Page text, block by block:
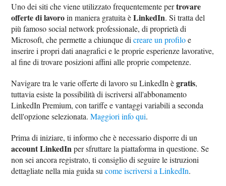
Uno dei siti che viene utilizzato frequentemente pertrovare
offerte di lavoroin maniera gratuita èLinkedIn. Si tratta del
più famoso social network professionale, di proprietà di
Microsoft, che permette a chiunque dicreare un profiloe
inserire i propri dati anagrafici e le proprie esperienze lavorative,
al fine di trovare posizioni affini alle proprie competenze.
Navigare tra le varie offerte di lavoro su LinkedIn ègratis,
tuttavia esiste la possibilità di iscriversi all'abbonamento
LinkedIn Premium, con tariffe e vantaggi variabili a seconda
dell'opzione selezionata.Maggiori info qui.
Prima di iniziare, ti informo che è necessario disporre di un
account LinkedInper sfruttare la piattaforma in questione. Se
non sei ancora registrato, ti consiglio di seguire le istruzioni
dettagliate nella mia guida sucome iscriversi a LinkedIn.